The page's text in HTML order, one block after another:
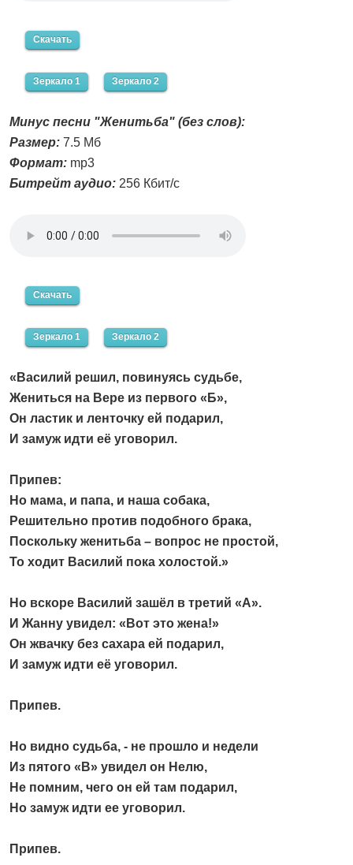
Скачать
Зеркало 1 Зеркало 2
Минус песни "Женитьба" (без слов):
Размер: 7.5 Мб
Формат: mp3
Битрейт аудио: 256 Кбит/с
Скачать
Зеркало 1 Зеркало 2
«Василий решил, повинуясь судьбе,
Жениться на Вере из первого «Б»,
Он ластик и ленточку ей подарил,
И замуж идти её уговорил.
Припев:
Но мама, и папа, и наша собака,
Решительно против подобного брака,
Поскольку женитьба – вопрос не простой,
То ходит Василий пока холостой.»
Но вскоре Василий зашёл в третий «А».
И Жанну увидел: «Вот это жена!»
Он жвачку без сахара ей подарил,
И замуж идти её уговорил.
Припев.
Но видно судьба, - не прошло и недели
Из пятого «В» увидел он Нелю,
Не помним, чего он ей там подарил,
Но замуж идти ее уговорил.
Припев.